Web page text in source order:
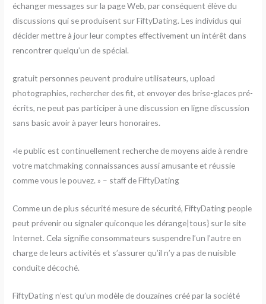
échanger messages sur la page Web, par conséquent élève du
discussions qui se produisent sur FiftyDating. Les individus qui
décider mettre à jour leur comptes effectivement un intérêt dans
rencontrer quelqu’un de spécial.
gratuit personnes peuvent produire utilisateurs, upload
photographies, rechercher des fit, et envoyer des brise-glaces pré-
écrits, ne peut pas participer à une discussion en ligne discussion
sans basic avoir à payer leurs honoraires.
«le public est continuellement recherche de moyens aide à rendre
votre matchmaking connaissances aussi amusante et réussie
comme vous le pouvez. » – staff de FiftyDating
Comme un de plus sécurité mesure de sécurité, FiftyDating people
peut prévenir ou signaler quiconque les dérange|tous} sur le site
Internet. Cela signifie consommateurs suspendre l’un l’autre en
charge de leurs activités et s’assurer qu’il n’y a pas de nuisible
conduite décoché.
FiftyDating n’est qu’un modèle de douzaines créé par la société